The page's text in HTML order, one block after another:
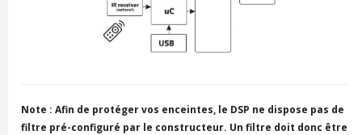
Note : Afin de protéger vos enceintes, le DSP ne dispose pas de
filtre pré-configuré par le constructeur. Un filtre doit donc être